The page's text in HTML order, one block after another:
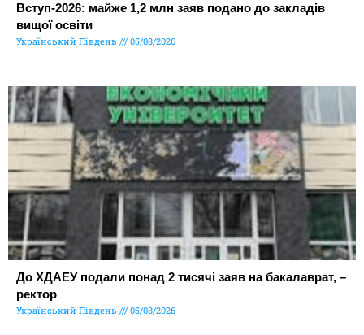
Вступ-2026: майже 1,2 млн заяв подано до закладів
вищої освіти
Український Південь 05/08/2026
До ХДАЕУ подали понад 2 тисячі заяв на бакалаврат, –
ректор
Український Південь 05/08/2026